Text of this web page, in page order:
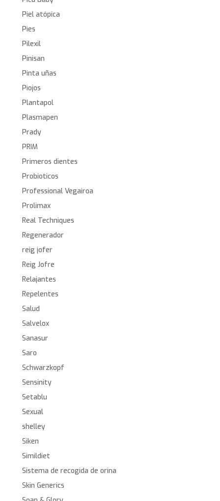
Piel atópica
Pies
Pilexil
Pinisan
Pinta uñas
Piojos
Plantapol
Plasmapen
Prady
PRIM
Primeros dientes
Probioticos
Professional Vegairoa
Prolimax
Real Techniques
Regenerador
reig jofer
Reig Jofre
Relajantes
Repelentes
Salud
Salvelox
Sanasur
Saro
Schwarzkopf
Sensinity
Setablu
Sexual
shelley
Siken
Simildiet
Sistema de recogida de orina
Skin Generics